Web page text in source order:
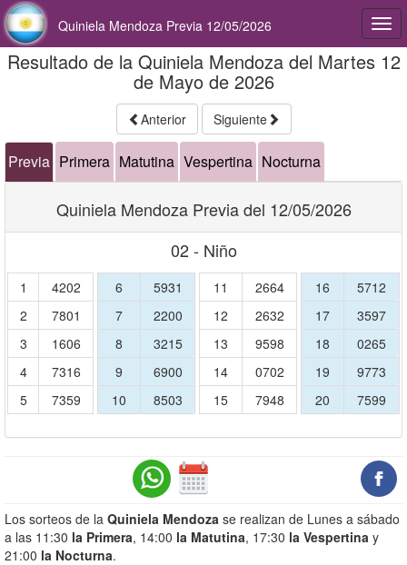
Quiniela Mendoza Previa 12/05/2026
Resultado de la Quiniela Mendoza del Martes 12
de Mayo de 2026
Anterior Siguiente
Previa Primera Matutina Vespertina Nocturna
Quiniela Mendoza Previa del 12/05/2026
02 - Niño
1
4202
2
7801
3
1606
4
7316
5
7359
6
5931
7
2200
8
3215
9
6900
10
8503
11
2664
12
2632
13
9598
14
0702
15
7948
16
5712
17
3597
18
0265
19
9773
20
7599
Los sorteos de la Quiniela Mendoza se realizan de Lunes a sábado
a las 11:30 la Primera, 14:00 la Matutina, 17:30 la Vespertina y
21:00 la Nocturna.